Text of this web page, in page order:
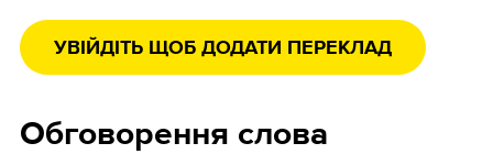
УВІЙДІТЬ ЩОБ ДОДАТИ ПЕРЕКЛАД
Обговорення слова